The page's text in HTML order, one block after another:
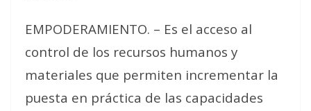
EMPODERAMIENTO. – Es el acceso al
control de los recursos humanos y
materiales que permiten incrementar la
puesta en práctica de las capacidades